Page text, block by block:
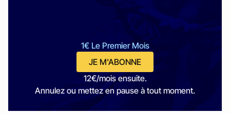
1€ Le Premier Mois
JE M'ABONNE
12€/mois ensuite.
Annulez ou mettez en pause à tout moment.